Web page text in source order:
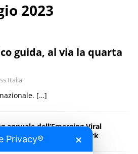
2023
guida, al via la quarta
Italia
[…]
annuale dell’Emerging Viral
Expert Laboratory Network
Privacy® ✕